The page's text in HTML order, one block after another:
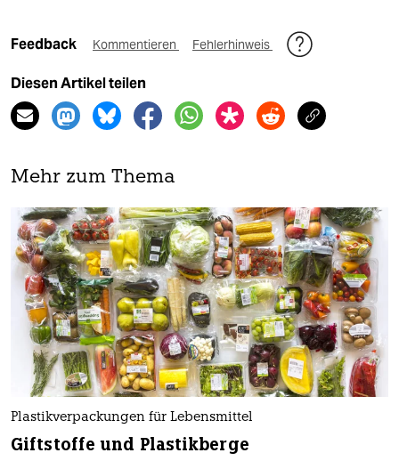
Feedback Kommentieren Fehlerhinweis
Diesen Artikel teilen
Mehr zum Thema
Plastikverpackungen für Lebensmittel
Giftstoffe und Plastikberge